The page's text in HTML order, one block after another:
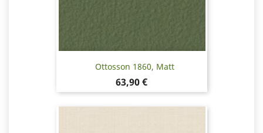
Ottosson 1860, Matt
Pris
63,90 €